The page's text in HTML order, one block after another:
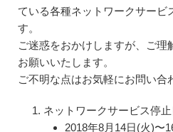
ている各種ネットワークサービ
す。
ご迷惑をおかけしますが、ご理
お願いいたします。
ご不明な点はお気軽にお問い合
ネットワークサービス停
2018年8月14日(火)〜